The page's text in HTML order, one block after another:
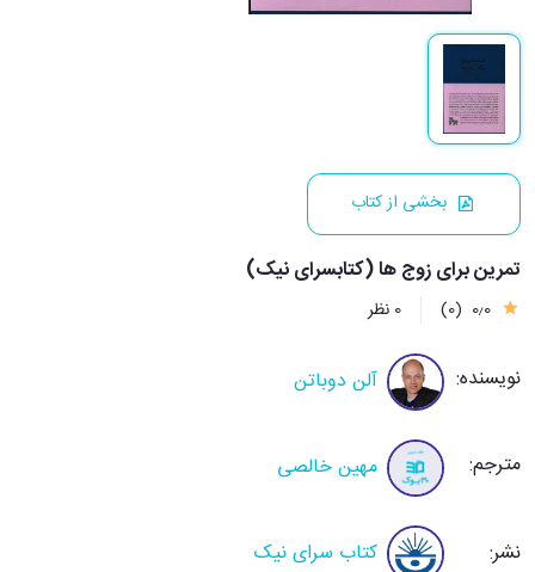
بخشی از کتاب
تمرین برای زوج ها (کتابسرای نیک)
0٫0 (0) 0 نظر
نویسنده: آلن دوباتن
مترجم: مهین خالصی
نشر: کتاب سرای نیک